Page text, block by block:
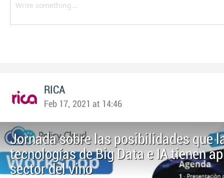
RICA
Feb 17, 2021 at 14:46
Jornada sobre las posibilidades que
tecnologías de Big Data e IA tienen
sector del vino